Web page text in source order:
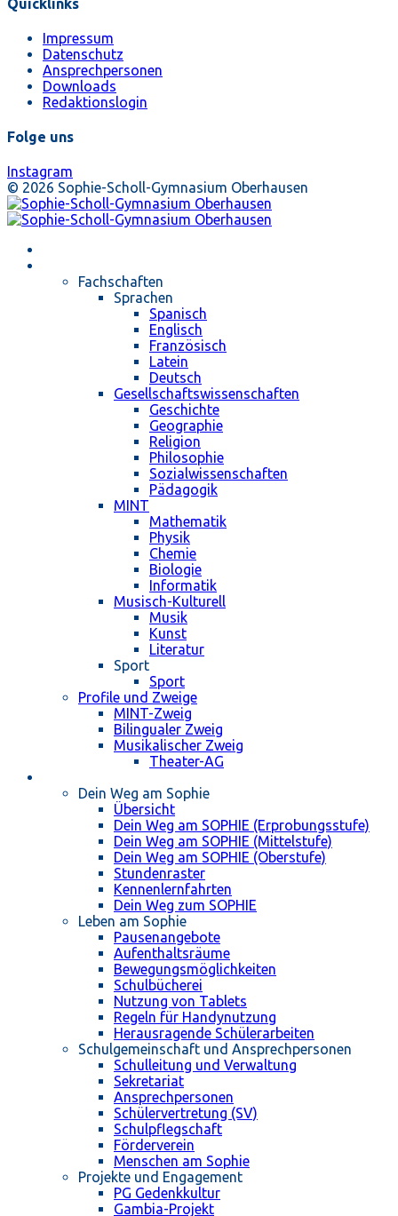
Impressum
Datenschutz
Ansprechpersonen
Downloads
Redaktionslogin
Folge uns
Instagram
© 2026 Sophie-Scholl-Gymnasium Oberhausen
Fachschaften
Sprachen
Spanisch
Englisch
Französisch
Latein
Deutsch
Gesellschaftswissenschaften
Geschichte
Geographie
Religion
Philosophie
Sozialwissenschaften
Pädagogik
MINT
Mathematik
Physik
Chemie
Biologie
Informatik
Musisch-Kulturell
Musik
Kunst
Literatur
Sport
Sport
Profile und Zweige
MINT-Zweig
Bilingualer Zweig
Musikalischer Zweig
Theater-AG
Dein Weg am Sophie
Übersicht
Dein Weg am SOPHIE (Erprobungsstufe)
Dein Weg am SOPHIE (Mittelstufe)
Dein Weg am SOPHIE (Oberstufe)
Stundenraster
Kennenlernfahrten
Dein Weg zum SOPHIE
Leben am Sophie
Pausenangebote
Aufenthaltsräume
Bewegungsmöglichkeiten
Schulbücherei
Nutzung von Tablets
Regeln für Handynutzung
Herausragende Schülerarbeiten
Schulgemeinschaft und Ansprechpersonen
Schulleitung und Verwaltung
Sekretariat
Ansprechpersonen
Schülervertretung (SV)
Schulpflegschaft
Förderverein
Menschen am Sophie
Projekte und Engagement
PG Gedenkkultur
Gambia-Projekt